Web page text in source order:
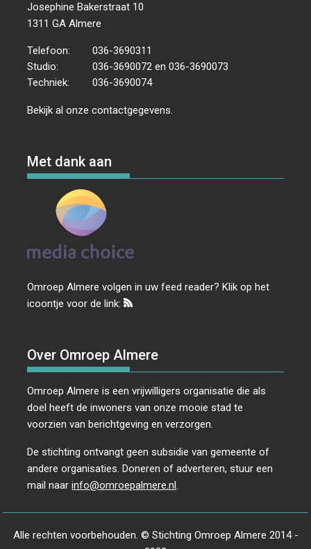
Josephine Bakerstraat 10
1311 GA Almere
Telefoon:
036-3690311
Studio:
036-3690072 en 036-3690073
Techniek:
036-3690074
Bekijk al onzecontactgegevens.
Met dank aan
Omroep Almere volgen in uw feed reader? Klik op het
icoontje voor de link:
Over Omroep Almere
Omroep Almere is een vrijwilligers organisatie die als
doel heeft de inwoners van onze mooie stad te
voorzien van berichtgeving en verzorgen.
De stichting ontvangt geen subsidie van gemeente of
andere organisaties. Doneren of adverteren, stuur een
mail naarinfo@omroepalmere.nl.
Alle rechten voorbehouden. © Stichting Omroep Almere 2014 -